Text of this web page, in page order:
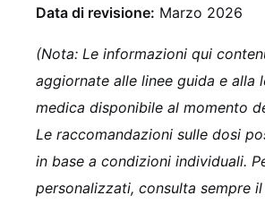
Data di revisione: Marzo 2026
(Nota: Le informazioni qui
aggiornate alle linee guida e alla
medica disponibile al momento
Le raccomandazioni sulle dosi
in base a condizioni individuali.
personalizzati, consulta sempre